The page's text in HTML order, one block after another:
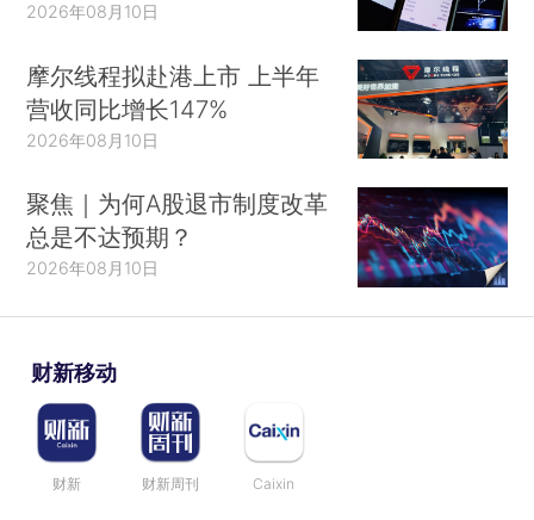
2026年08月10日
摩尔线程拟赴港上市 上半年
营收同比增长147%
2026年08月10日
聚焦｜为何A股退市制度改革
总是不达预期？
2026年08月10日
财新移动
财新 财新周刊 Caixin